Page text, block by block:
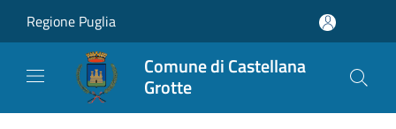
Regione Puglia
Comune di Castellana
Grotte